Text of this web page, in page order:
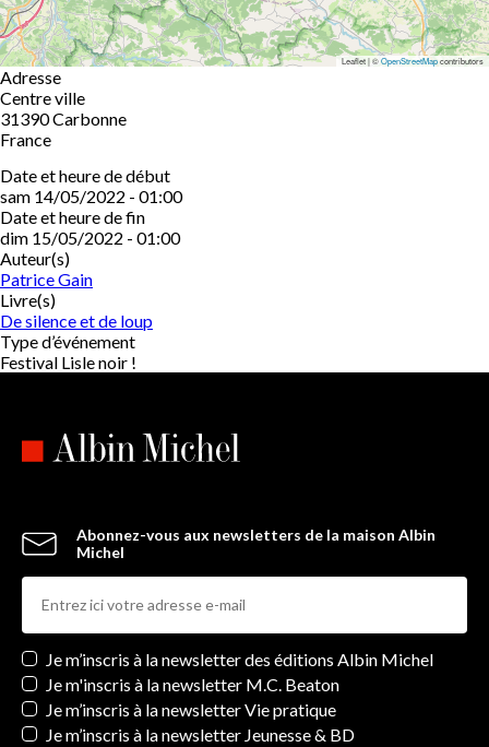
Leaflet | ©OpenStreetMapcontributors
Adresse
Centre ville
31390Carbonne
France
Date et heure de début
sam 14/05/2022 - 01:00
Date et heure de fin
dim 15/05/2022 - 01:00
Auteur(s)
Patrice Gain
Livre(s)
De silence et de loup
Type d’événement
Festival Lisle noir !
Abonnez-vous aux newsletters de la maison Albin
Michel
Newsletters
Je m’inscris à la newsletter des éditions Albin Michel
Je m'inscris à la newsletter M.C. Beaton
Je m’inscris à la newsletter Vie pratique
Je m’inscris à la newsletter Jeunesse & BD